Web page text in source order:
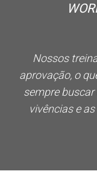
Nossos
aprovação, o
sempre
vivências e